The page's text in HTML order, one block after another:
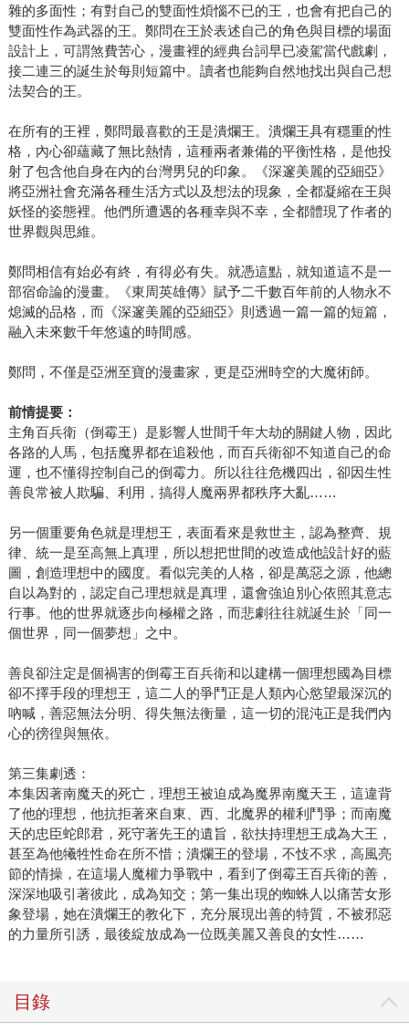
雜的多面性；有對自己的雙面性煩惱不已的王，也會有把自己的
雙面性作為武器的王。鄭問在王於表述自己的角色與目標的場面
設計上，可謂煞費苦心，漫畫裡的經典台詞早已凌駕當代戲劇，
接二連三的誕生於每則短篇中。讀者也能夠自然地找出與自己想
法契合的王。
在所有的王裡，鄭問最喜歡的王是潰爛王。潰爛王具有穩重的性
格，內心卻蘊藏了無比熱情，這種兩者兼備的平衡性格，是他投
射了包含他自身在內的台灣男兒的印象。《深邃美麗的亞細亞》
將亞洲社會充滿各種生活方式以及想法的現象，全都凝縮在王與
妖怪的姿態裡。他們所遭遇的各種幸與不幸，全都體現了作者的
世界觀與思維。
鄭問相信有始必有終，有得必有失。就憑這點，就知道這不是一
部宿命論的漫畫。《東周英雄傳》賦予二千數百年前的人物永不
熄滅的品格，而《深邃美麗的亞細亞》則透過一篇一篇的短篇，
融入未來數千年悠遠的時間感。
鄭問，不僅是亞洲至寶的漫畫家，更是亞洲時空的大魔術師。
前情提要：
主角百兵衛（倒霉王）是影響人世間千年大劫的關鍵人物，因此
各路的人馬，包括魔界都在追殺他，而百兵衛卻不知道自己的命
運，也不懂得控制自己的倒霉力。所以往往危機四出，卻因生性
善良常被人欺騙、利用，搞得人魔兩界都秩序大亂……
另一個重要角色就是理想王，表面看來是救世主，認為整齊、規
律、統一是至高無上真理，所以想把世間的改造成他設計好的藍
圖，創造理想中的國度。看似完美的人格，卻是萬惡之源，他總
自以為對的，認定自己理想就是真理，還會強迫別心依照其意志
行事。他的世界就逐步向極權之路，而悲劇往往就誕生於「同一
個世界，同一個夢想」之中。
善良卻注定是個禍害的倒霉王百兵衛和以建構一個理想國為目標
卻不擇手段的理想王，這二人的爭鬥正是人類內心慾望最深沉的
吶喊，善惡無法分明、得失無法衡量，這一切的混沌正是我們內
心的徬徨與無依。
第三集劇透：
本集因著南魔天的死亡，理想王被迫成為魔界南魔天王，這違背
了他的理想，他抗拒著來自東、西、北魔界的權利鬥爭；而南魔
天的忠臣蛇郎君，死守著先王的遺旨，欲扶持理想王成為大王，
甚至為他犧牲性命在所不惜；潰爛王的登場，不忮不求，高風亮
節的情操，在這場人魔權力爭戰中，看到了倒霉王百兵衛的善，
深深地吸引著彼此，成為知交；第一集出現的蜘蛛人以痛苦女形
象登場，她在潰爛王的教化下，充分展現出善的特質，不被邪惡
的力量所引誘，最後綻放成為一位既美麗又善良的女性……
目錄